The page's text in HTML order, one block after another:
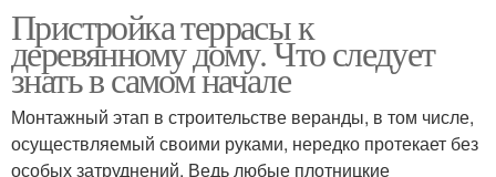
Пристройка террасы к
деревянному дому. Что следует
знать в самом начале
Монтажный этап в строительстве веранды, в том числе,
осуществляемый своими руками, нередко протекает без
особых затруднений. Ведь любые плотницкие